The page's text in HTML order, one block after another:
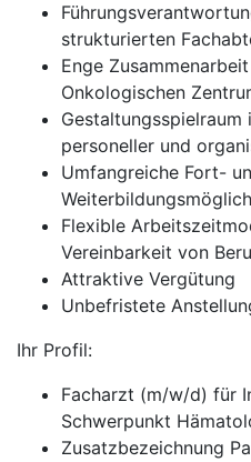
strukturierten
Enge
Onkologischen
Gestaltungsspielraum
personeller und
Umfangreiche Fort-
Flexible
Vereinbarkeit von
Attraktive Vergütung
Unbefristete
Ihr Profil:
Facharzt (m/w/d) für
Schwerpunkt
Zusatzbezeichnung